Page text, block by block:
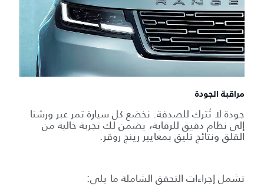
مراقبة الجودة
جودة لا تُترك للصدفة. نخضع كل سيارة تمر عبر ورشنا
إلى نظام دقيق للرقابة، يضمن لك تجربة خالية من
القلق ونتائج تليق بمعايير رينج روڤر.
تشمل إجراءات التحقق الشاملة ما يلي: